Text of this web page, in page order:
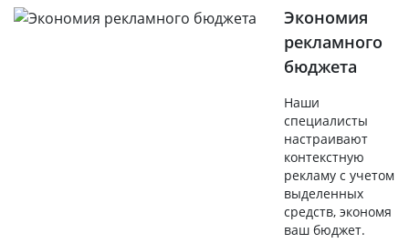
Экономия
рекламного
бюджета
Наши
специалисты
настраивают
контекстную
рекламу с учетом
выделенных
средств, экономя
ваш бюджет.